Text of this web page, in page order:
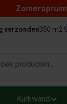
verzonden350 m2
Kurkwand